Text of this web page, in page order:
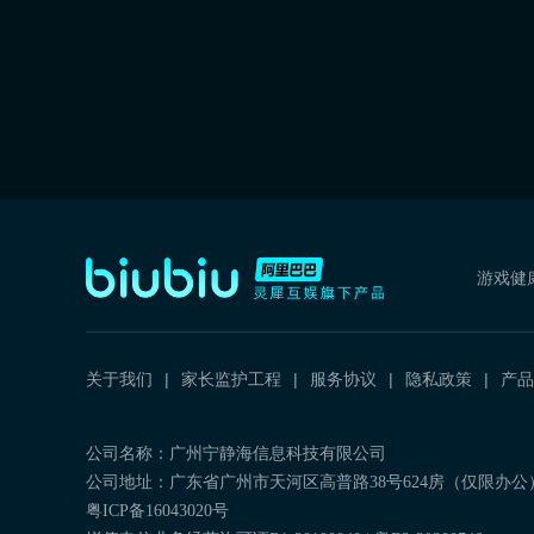
游戏健
关于我们 家长监护工程 服务协议 隐私政策 产
公司名称：广州宁静海信息科技有限公司
公司地址：广东省广州市天河区高普路38号624房（仅限办公
粤ICP备16043020号